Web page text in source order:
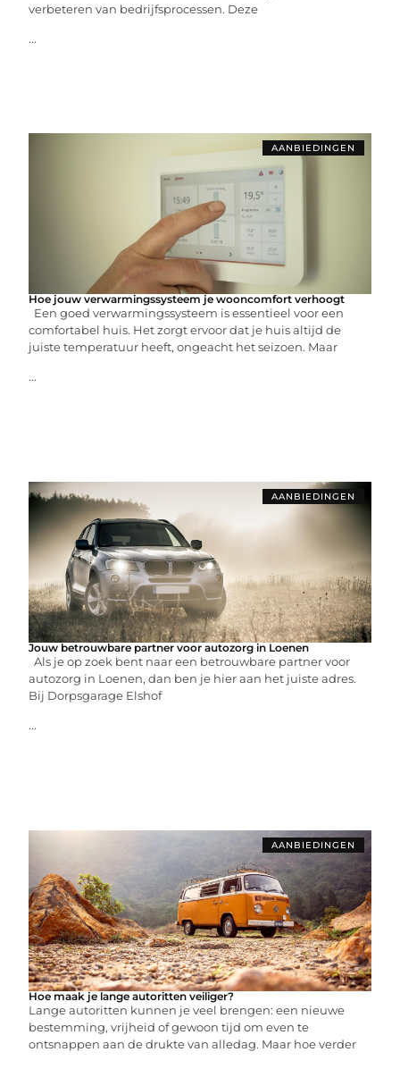
verbeteren van bedrijfsprocessen. Deze
...
AANBIEDINGEN
Hoe jouw verwarmingssysteem je wooncomfort verhoogt
Een goed verwarmingssysteem is essentieel voor een
comfortabel huis. Het zorgt ervoor dat je huis altijd de
juiste temperatuur heeft, ongeacht het seizoen. Maar
...
AANBIEDINGEN
Jouw betrouwbare partner voor autozorg in Loenen
Als je op zoek bent naar een betrouwbare partner voor
autozorg in Loenen, dan ben je hier aan het juiste adres.
Bij Dorpsgarage Elshof
...
AANBIEDINGEN
Hoe maak je lange autoritten veiliger?
Lange autoritten kunnen je veel brengen: een nieuwe
bestemming, vrijheid of gewoon tijd om even te
ontsnappen aan de drukte van alledag. Maar hoe verder